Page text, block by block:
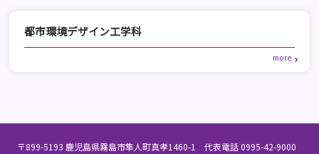
都市環境デザイン工学科
〒899-5193 鹿児島県霧島市隼人町真孝1460-1 代表電話 0995-42-9000